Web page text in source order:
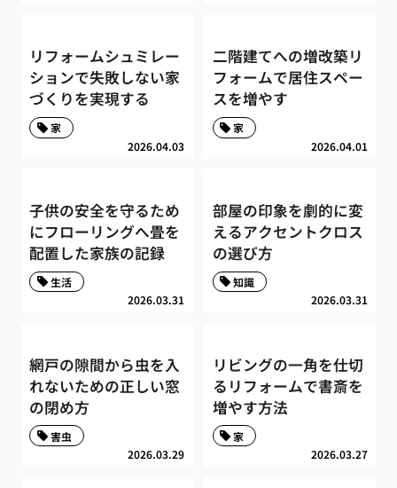
リフォームシュミレー
ションで失敗しない家
づくりを実現する
2026.04.03
家
二階建てへの増改築リ
フォームで居住スペー
スを増やす
2026.04.01
家
子供の安全を守るため
にフローリングへ畳を
配置した家族の記録
2026.03.31
生活
部屋の印象を劇的に変
えるアクセントクロス
の選び方
2026.03.31
知識
網戸の隙間から虫を入
れないための正しい窓
の閉め方
2026.03.29
害虫
リビングの一角を仕切
るリフォームで書斎を
増やす方法
2026.03.27
家